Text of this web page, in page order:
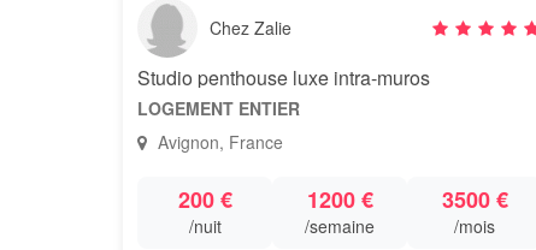
Chez Zalie
Studio penthouse luxe intra-muros
LOGEMENT ENTIER
Avignon, France
200 €
/nuit
1200 €
/semaine
3500 €
/mois